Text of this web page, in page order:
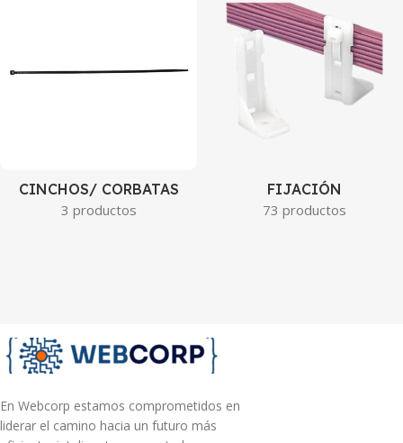
CINCHOS/ CORBATAS
3 productos
FIJACIÓN
73 productos
En Webcorp estamos comprometidos en
liderar el camino hacia un futuro más